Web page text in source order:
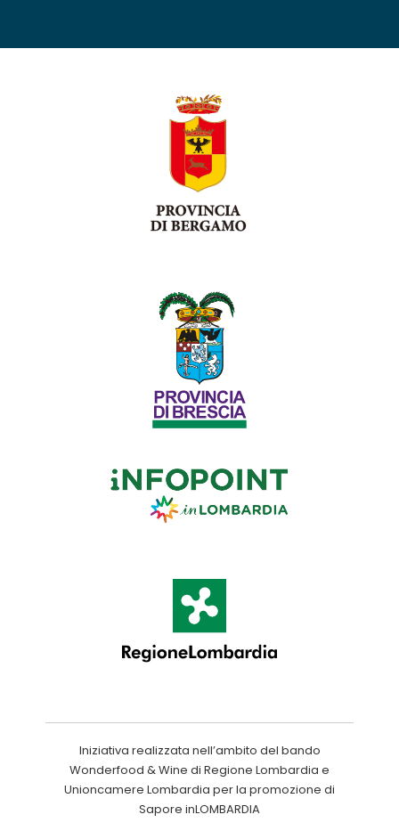
Iniziativa realizzata nell’ambito del bando
Wonderfood & Wine di Regione Lombardia e
Unioncamere Lombardia per la promozione di
Sapore inLOMBARDIA